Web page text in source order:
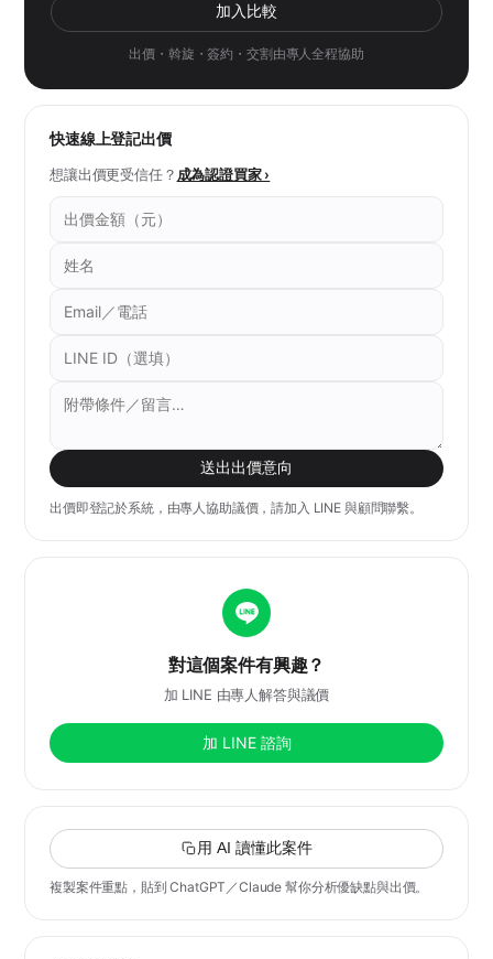
加入比較
出價・斡旋・簽約・交割由專人全程協助
快速線上登記出價
想讓出價更受信任？ 成為認證買家 ›
送出出價意向
出價即登記於系統，由專人協助議價，請加入 LINE 與顧問聯繫。
對這個案件有興趣？
加 LINE 由專人解答與議價
加 LINE 諮詢
用 AI 讀懂此案件
複製案件重點，貼到 ChatGPT／Claude 幫你分析優缺點與出價。